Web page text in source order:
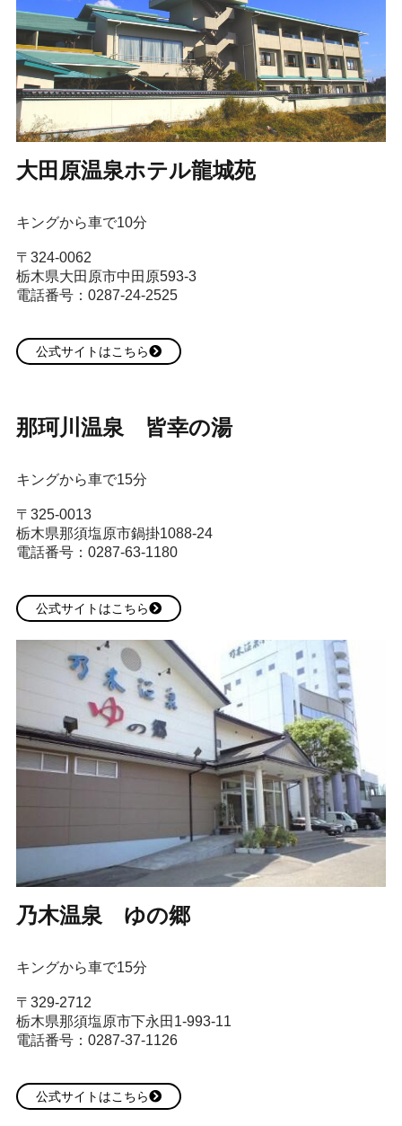
大田原温泉ホテル龍城苑
キングから車で10分
〒 324-0062
栃木県大田原市中田原593-3
電話番号：0287-24-2525
公式サイトはこちら
那珂川温泉 皆幸の湯
キングから車で15分
〒325-0013
栃木県那須塩原市鍋掛1088-24
電話番号：0287-63-1180
公式サイトはこちら
乃木温泉 ゆの郷
キングから車で15分
〒329-2712
栃木県那須塩原市下永田1-993-11
電話番号：0287-37-1126
公式サイトはこちら